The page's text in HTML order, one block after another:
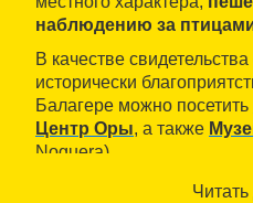
наблюдению за
В качестве
исторически
Балагере можно посетить
Центр Оры, а также
Noguera).